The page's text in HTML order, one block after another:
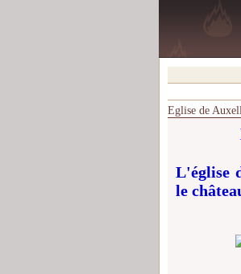
Eglise de
L'église
le